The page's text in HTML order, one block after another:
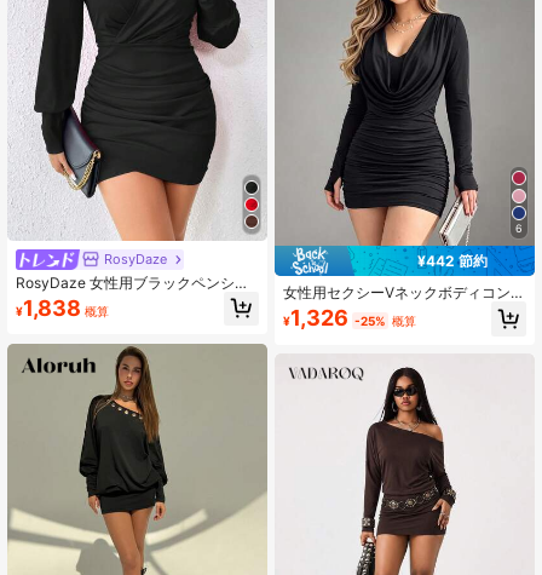
RosyDaze
RosyDaze 女性用ブラックペンシル
Vネックボディコンミニドレス、ラッ
プスタイル、ルーズなパフ袖
¥1,838 概算
6
¥442 節約
女性用セクシーVネックボディコンミ
ニドレス、無地、大人のパーティー
ドレス ブラック 春 エレガント
¥1,326 -25% 概算